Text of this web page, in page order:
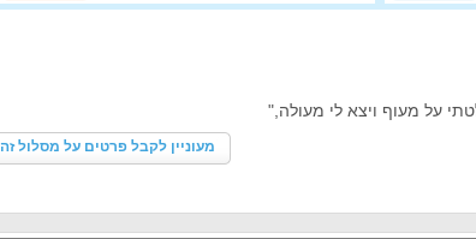
מעוניין לקבל פרטים על מסלול זה